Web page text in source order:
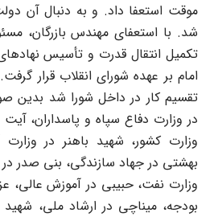
موقت استعفا داد. و به دنبال آن
شد. با استعفای مهندس بازرگان،
تکمیل انتقال قدرت و تأسیس
امام بر عهده شورای انقلاب قرار
تقسیم کار در داخل شورا شد بدین
در وزارت دفاع سپاه و پاسداران،
وزارت کشور، شهید باهنر در
بهشتی در جهاد سازندگی، بنی صدر
وزارت نفت، حبیبی در آموزش عالی،
بودجه، میناچی در ارشاد ملی،